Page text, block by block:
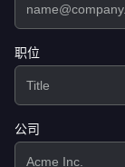
职位
公司